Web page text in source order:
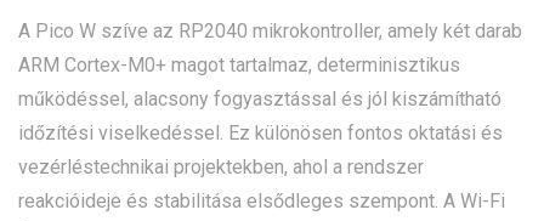
A Pico W szíve az RP2040 mikrokontroller, amely két darab
ARM Cortex-M0+ magot tartalmaz, determinisztikus
működéssel, alacsony fogyasztással és jól kiszámítható
időzítési viselkedéssel. Ez különösen fontos oktatási és
vezérléstechnikai projektekben, ahol a rendszer
reakcióideje és stabilitása elsődleges szempont. A Wi-Fi